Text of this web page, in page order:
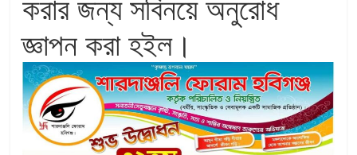
জ্ঞাপন করা হইল।